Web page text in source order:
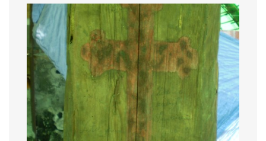
Občanská vzdělávací jednota "Komenský" v Choceradech z.s.
Chocerady 4
257 24 Chocerady
IČ: 498 28 614
Kontaktní osoba:
Mgr. Miroslava Cinkeisová